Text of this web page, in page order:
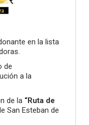
en la lista
de
a la
de la “Ruta de
San Esteban de